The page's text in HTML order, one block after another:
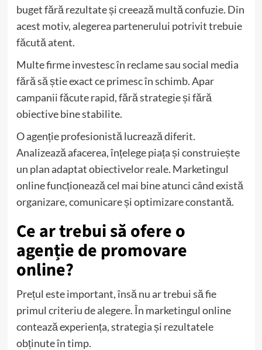
buget fără rezultate și creează multă confuzie. Din
acest motiv, alegerea partenerului potrivit trebuie
făcută atent.
Multe firme investesc în reclame sau social media
fără să știe exact ce primesc în schimb. Apar
campanii făcute rapid, fără strategie și fără
obiective bine stabilite.
O agenție profesionistă lucrează diferit.
Analizează afacerea, înțelege piața și construiește
un plan adaptat obiectivelor reale. Marketingul
online funcționează cel mai bine atunci când există
organizare, comunicare și optimizare constantă.
Ce ar trebui să ofere o
agenție de promovare
online?
Prețul este important, însă nu ar trebui să fie
primul criteriu de alegere. În marketingul online
contează experiența, strategia și rezultatele
obținute în timp.